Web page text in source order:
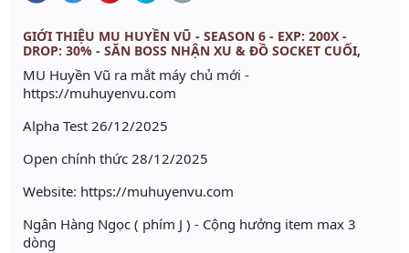
GIỚI THIỆU MU HUYỀN VŨ - SEASON 6 - EXP: 200X -
DROP: 30% - SĂN BOSS NHẬN XU & ĐỒ SOCKET CUỐI,
MU Huyền Vũ ra mắt máy chủ mới -
https://muhuyenvu.com
Alpha Test 26/12/2025
Open chính thức 28/12/2025
Website: https://muhuyenvu.com
Ngân Hàng Ngọc ( phím J ) - Cộng hưởng item max 3
dòng